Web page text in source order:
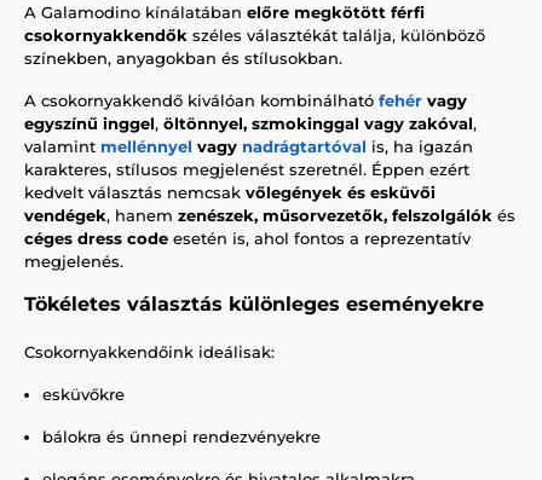
A Galamodino kínálatában előre megkötött férfi
csokornyakkendők széles választékát találja, különböző
színekben, anyagokban és stílusokban.
A csokornyakkendő kiválóan kombinálható fehér vagy
egyszínű inggel, öltönnyel, szmokinggal vagy zakóval,
valamint mellénnyel vagy nadrágtartóval is, ha igazán
karakteres, stílusos megjelenést szeretnél. Éppen ezért
kedvelt választás nemcsak vőlegények és esküvői
vendégek, hanem zenészek, műsorvezetők, felszolgálók és
céges dress code esetén is, ahol fontos a reprezentatív
megjelenés.
Tökéletes választás különleges eseményekre
Csokornyakkendőink ideálisak:
esküvőkre
bálokra és ünnepi rendezvényekre